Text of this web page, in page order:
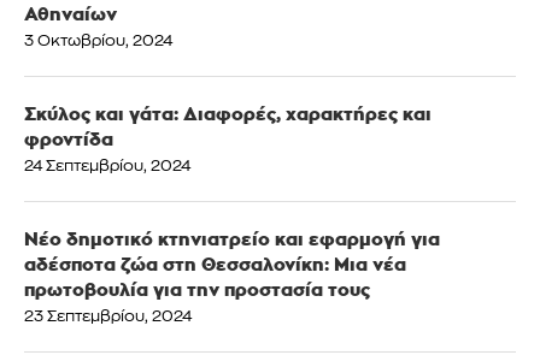
Αθηναίων
3 Οκτωβρίου, 2024
Σκύλος και γάτα: Διαφορές, χαρακτήρες και
φροντίδα
24 Σεπτεμβρίου, 2024
Νέο δημοτικό κτηνιατρείο και εφαρμογή για
αδέσποτα ζώα στη Θεσσαλονίκη: Μια νέα
πρωτοβουλία για την προστασία τους
23 Σεπτεμβρίου, 2024